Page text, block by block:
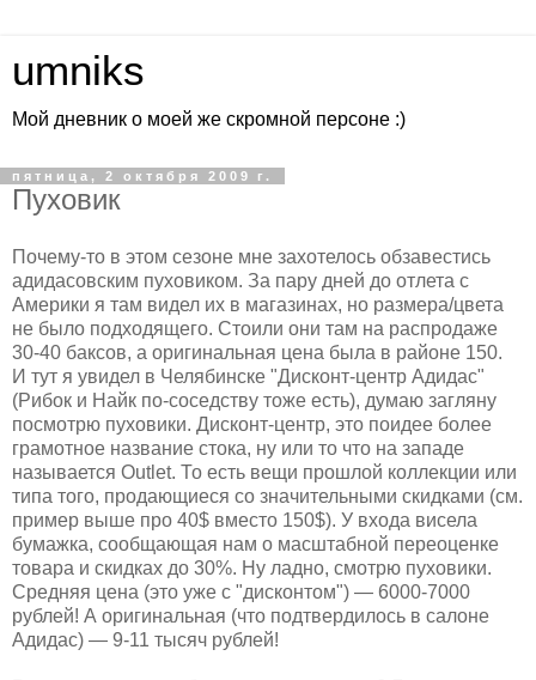
umniks
Мой дневник о моей же скромной персоне :)
пятница, 2 октября 2009 г.
Пуховик
Почему-то в этом сезоне мне захотелось обзавестись
адидасовским пуховиком. За пару дней до отлета с
Америки я там видел их в магазинах, но размера/цвета
не было подходящего. Стоили они там на распродаже
30-40 баксов, а оригинальная цена была в районе 150.
И тут я увидел в Челябинске "Дисконт-центр Адидас"
(Рибок и Найк по-соседству тоже есть), думаю загляну
посмотрю пуховики. Дисконт-центр, это поидее более
грамотное название стока, ну или то что на западе
называется Outlet. То есть вещи прошлой коллекции или
типа того, продающиеся со значительными скидками (см.
пример выше про 40$ вместо 150$). У входа висела
бумажка, сообщающая нам о масштабной переоценке
товара и скидках до 30%. Ну ладно, смотрю пуховики.
Средняя цена (это уже с "дисконтом") — 6000-7000
рублей! А оригинальная (что подтвердилось в салоне
Адидас) — 9-11 тысяч рублей!